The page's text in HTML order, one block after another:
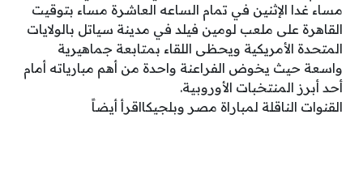
مساء غدا الإثنين في تمام الساعه العاشرة مساء بتوقيت
القاهرة على ملعب لومين فيلد في مدينة سياتل بالولايات
المتحدة الأمريكية ويحظى اللقاء بمتابعة جماهيرية
واسعة حيث يخوض الفراعنة واحدة من أهم مبارياته أمام
أحد أبرز المنتخبات الأوروبية.
القنوات الناقلة لمباراة مصر وبلجيكااقرأ أيضاً